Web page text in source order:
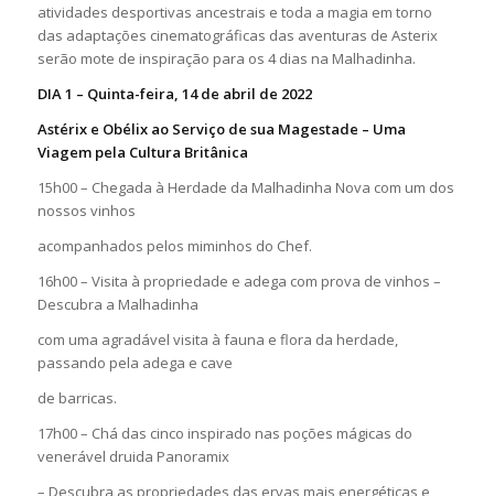
atividades desportivas ancestrais e toda a magia em torno
das adaptações cinematográficas das aventuras de Asterix
serão mote de inspiração para os 4 dias na Malhadinha.
DIA 1 – Quinta-feira, 14 de abril de 2022
Astérix e Obélix ao Serviço de sua Magestade – Uma
Viagem pela Cultura Britânica
15h00 – Chegada à Herdade da Malhadinha Nova com um dos
nossos vinhos
acompanhados pelos miminhos do Chef.
16h00 – Visita à propriedade e adega com prova de vinhos –
Descubra a Malhadinha
com uma agradável visita à fauna e flora da herdade,
passando pela adega e cave
de barricas.
17h00 – Chá das cinco inspirado nas poções mágicas do
venerável druida Panoramix
– Descubra as propriedades das ervas mais energéticas e